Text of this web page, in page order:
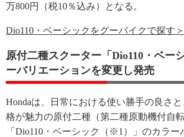
万800円（税10％込み）となる。
Dio110・ベーシックをグーバイクで探す
原付二種スクーター「Dio110・ベー
ーバリエーションを変更し発売
Hondaは、日常における使い勝手の良さ
格が魅力の原付二種（第二種原動機付自
「Dio110・ベーシック（※1）」のカラー